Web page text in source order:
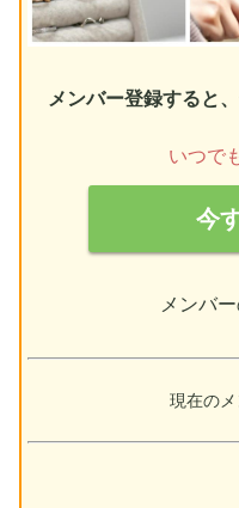
メンバー登録すると
いつで
今
メンバ
現在のメ